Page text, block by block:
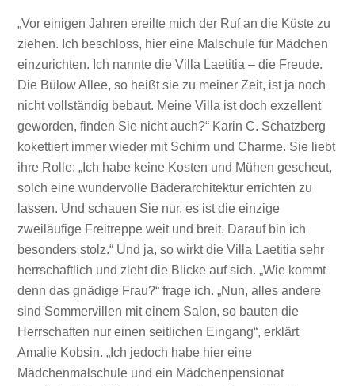
„Vor einigen Jahren ereilte mich der Ruf an die Küste zu
ziehen. Ich beschloss, hier eine Malschule für Mädchen
einzurichten. Ich nannte die Villa Laetitia – die Freude.
Die Bülow Allee, so heißt sie zu meiner Zeit, ist ja noch
nicht vollständig bebaut. Meine Villa ist doch exzellent
geworden, finden Sie nicht auch?“ Karin C. Schatzberg
kokettiert immer wieder mit Schirm und Charme. Sie liebt
ihre Rolle: „Ich habe keine Kosten und Mühen gescheut,
solch eine wundervolle Bäderarchitektur errichten zu
lassen. Und schauen Sie nur, es ist die einzige
zweiläufige Freitreppe weit und breit. Darauf bin ich
besonders stolz.“ Und ja, so wirkt die Villa Laetitia sehr
herrschaftlich und zieht die Blicke auf sich. „Wie kommt
denn das gnädige Frau?“ frage ich. „Nun, alles andere
sind Sommervillen mit einem Salon, so bauten die
Herrschaften nur einen seitlichen Eingang“, erklärt
Amalie Kobsin. „Ich jedoch habe hier eine
Mädchenmalschule und ein Mädchenpensionat